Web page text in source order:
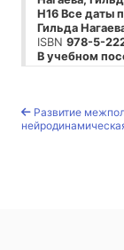
Н16 Все даты
Гильда
ISBN 978-5-
В учебном
сжатой и
учащихся
студентов
Развитие